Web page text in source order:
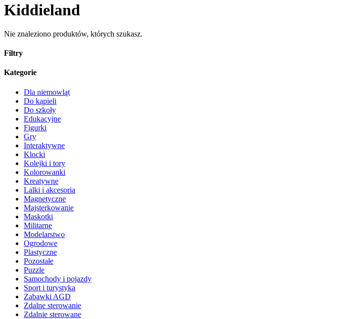
Kiddieland
Nie znaleziono produktów, których szukasz.
Filtry
Kategorie
Dla niemowląt
Do kąpieli
Do szkoły
Edukacyjne
Figurki
Gry
Interaktywne
Klocki
Kolejki i tory
Kolorowanki
Kreatywne
Lalki i akcesoria
Magnetyczne
Majsterkowanie
Maskotki
Militarne
Modelarstwo
Ogrodowe
Plastyczne
Pozostałe
Puzzle
Samochody i pojazdy
Sport i turystyka
Zabawki AGD
Zdalne sterowanie
Zdalnie sterowane